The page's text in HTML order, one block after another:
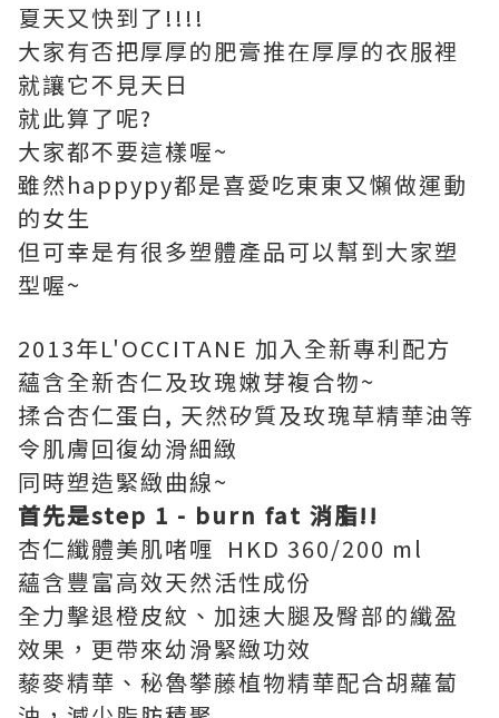
夏天又快到了!!!!
大家有否把厚厚的肥膏推在厚厚的衣服裡
就讓它不見天日
就此算了呢?
大家都不要這樣喔~
雖然happypy都是喜愛吃東東又懶做運動
的女生
但可幸是有很多塑體產品可以幫到大家塑
型喔~
2013年L'OCCITANE 加入全新專利配方
蘊含全新杏仁及玫瑰嫩芽複合物~
揉合杏仁蛋白, 天然矽質及玫瑰草精華油等
令肌膚回復幼滑細緻
同時塑造緊緻曲線~
首先是step 1 - burn fat 消脂!!
杏仁纖體美肌啫喱 HKD 360/200 ml
蘊含豐富高效天然活性成份
全力擊退橙皮紋、加速大腿及臀部的纖盈
效果，更帶來幼滑緊緻功效
藜麥精華、秘魯攀藤植物精華配合胡蘿蔔